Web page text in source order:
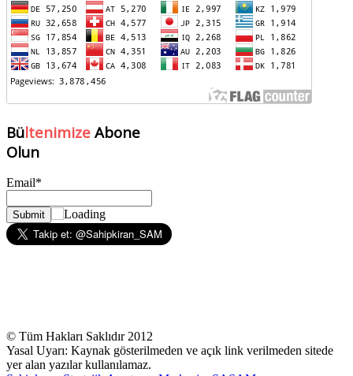
Bültenimize Abone
Olun
Email*
© Tüm Hakları Saklıdır 2012
Yasal Uyarı: Kaynak gösterilmeden ve açık link verilmeden sitede
yer alan yazılar kullanılamaz.